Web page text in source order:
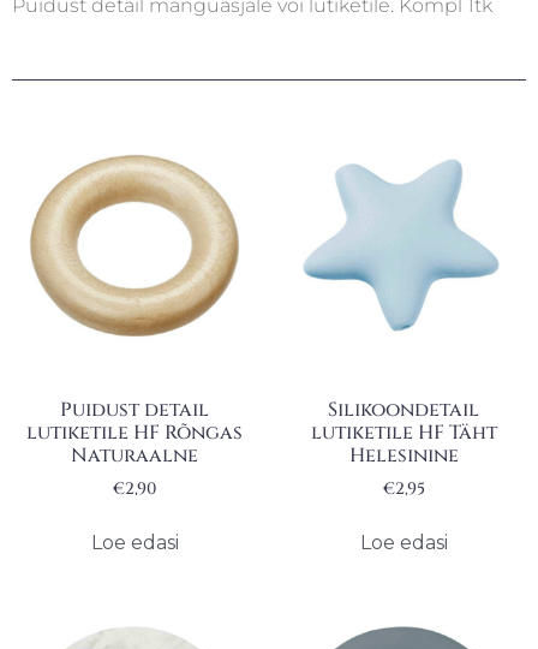
Puidust detail mänguasjale või lutiketile. Kompl 1tk
Puidust detail
lutiketile HF Rõngas
Naturaalne
€2,90
Loe edasi
Silikoondetail
lutiketile HF Täht
Helesinine
€2,95
Loe edasi